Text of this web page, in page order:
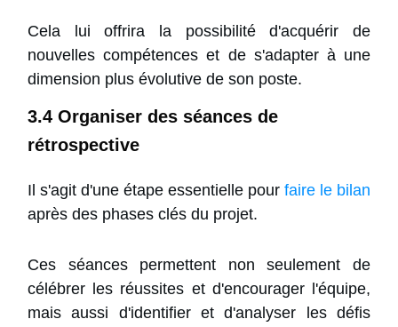
Cela lui offrira la possibilité d'acquérir de
nouvelles compétences et de s'adapter à une
dimension plus évolutive de son poste.
3.4 Organiser des séances de
rétrospective
Il s'agit d'une étape essentielle pour faire le bilan
après des phases clés du projet.
Ces séances permettent non seulement de
célébrer les réussites et d'encourager l'équipe,
mais aussi d'identifier et d'analyser les défis